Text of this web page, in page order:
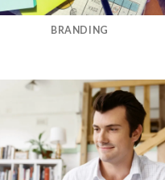
BRANDING